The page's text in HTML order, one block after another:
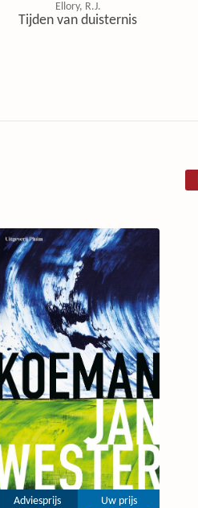
Ellory, R.J.
Tijden van duisternis
Adviesprijs
Uw prijs